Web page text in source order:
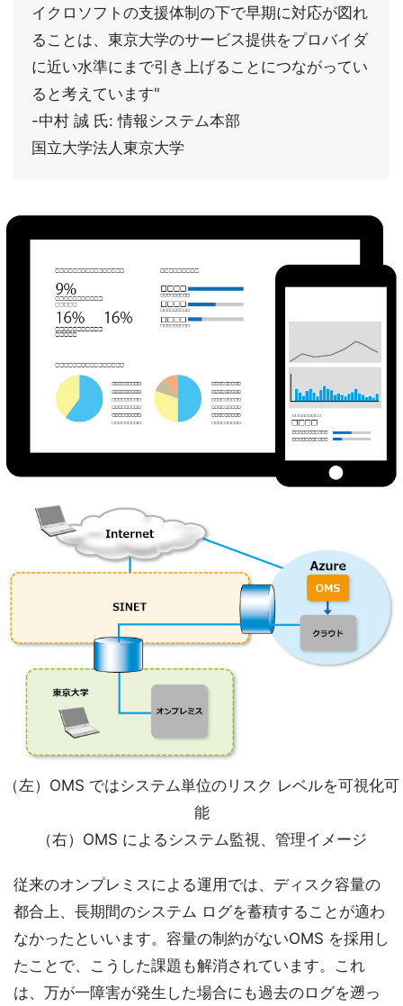
イクロソフトの支援体制の下で早期に対応が図れ
ることは、東京大学のサービス提供をプロバイダ
に近い水準にまで引き上げることにつながってい
ると考えています"
-中村 誠 氏: 情報システム本部
国立大学法人東京大学
（左）OMS ではシステム単位のリスク レベルを可視化可
能
（右）OMS によるシステム監視、管理イメージ
従来のオンプレミスによる運用では、ディスク容量の
都合上、長期間のシステム ログを蓄積することが適わ
なかったといいます。容量の制約がないOMS を採用し
たことで、こうした課題も解消されています。これ
は、万が一障害が発生した場合にも過去のログを遡っ